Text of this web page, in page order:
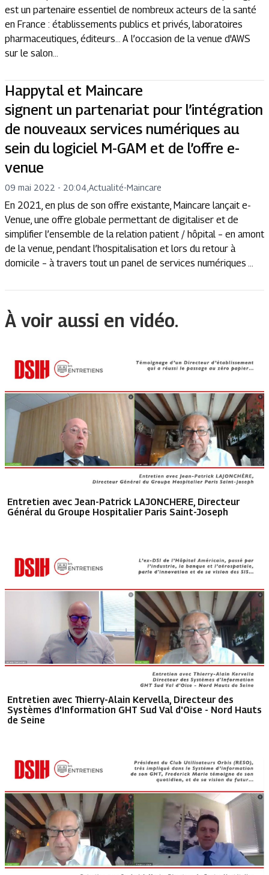
est un partenaire essentiel de nombreux acteurs de la santé
en France : établissements publics et privés, laboratoires
pharmaceutiques, éditeurs… A l’occasion de la venue d'AWS
sur le salon...
Happytal et Maincare
signent un partenariat pour l’intégration
de nouveaux services numériques au
sein du logiciel M-GAM et de l’offre e-
venue
09 mai 2022 - 20:04 Actualité-Maincare
En 2021, en plus de son offre existante, Maincare lançait e-
Venue, une offre globale permettant de digitaliser et de
simplifier l’ensemble de la relation patient / hôpital – en amont
de la venue, pendant l’hospitalisation et lors du retour à
domicile – à travers tout un panel de services numériques ...
À voir aussi en vidéo.
Entretien avec Jean-Patrick LAJONCHERE, Directeur
Général du Groupe Hospitalier Paris Saint-Joseph
Entretien avec Thierry-Alain Kervella, Directeur des
Systèmes d'Information GHT Sud Val d'Oise - Nord Hauts
de Seine